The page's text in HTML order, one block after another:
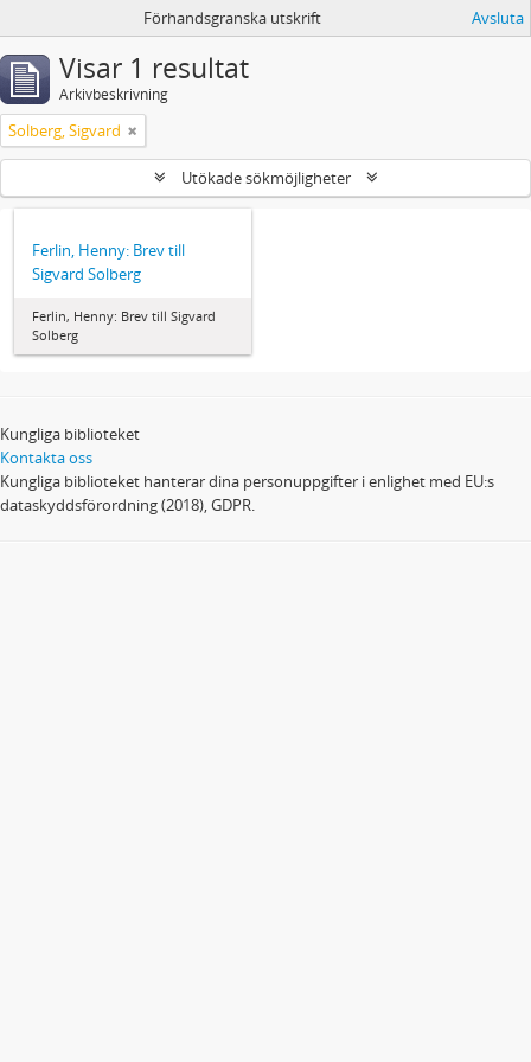
Förhandsgranska utskrift Avsluta
Visar 1 resultat
Arkivbeskrivning
Solberg, Sigvard
Utökade sökmöjligheter
Ferlin, Henny: Brev till
Sigvard Solberg
Ferlin, Henny: Brev till Sigvard
Solberg
Kungliga biblioteket
Kontakta oss
Kungliga biblioteket hanterar dina personuppgifter i enlighet med EU:s
dataskyddsförordning (2018), GDPR.